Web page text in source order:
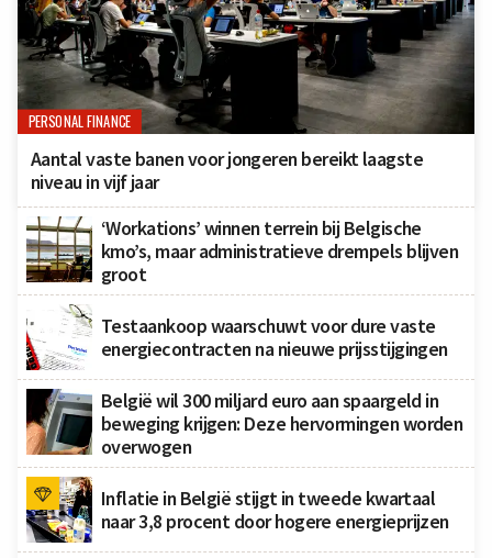
PERSONAL FINANCE
Aantal vaste banen voor jongeren bereikt laagste
niveau in vijf jaar
‘Workations’ winnen terrein bij Belgische
kmo’s, maar administratieve drempels blijven
groot
Testaankoop waarschuwt voor dure vaste
energiecontracten na nieuwe prijsstijgingen
België wil 300 miljard euro aan spaargeld in
beweging krijgen: Deze hervormingen worden
overwogen
Inflatie in België stijgt in tweede kwartaal
naar 3,8 procent door hogere energieprijzen